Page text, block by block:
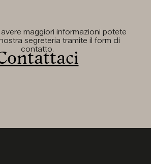
maggiori informazioni potete
segreteria tramite il form di
contatto.